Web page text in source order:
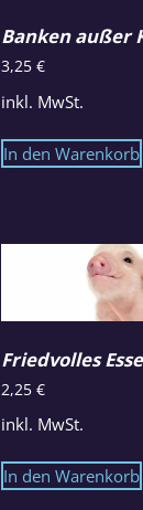
Banken außer
3,25 €
inkl. MwSt.
In den Warenkorb
Friedvolles
2,25 €
inkl. MwSt.
In den Warenkorb